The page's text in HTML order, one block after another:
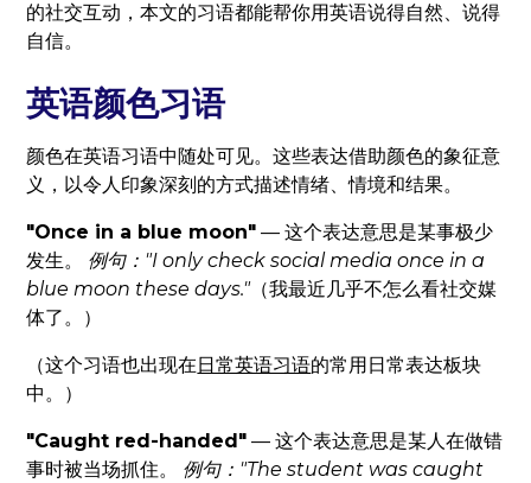
的社交互动，本文的习语都能帮你用英语说得自然、说得
自信。
英语颜色习语
颜色在英语习语中随处可见。这些表达借助颜色的象征意
义，以令人印象深刻的方式描述情绪、情境和结果。
"Once in a blue moon" — 这个表达意思是某事极少
发生。 例句："I only check social media once in a
blue moon these days."（我最近几乎不怎么看社交媒
体了。）
（这个习语也出现在 日常英语习语的常用日常表达板块
中。）
"Caught red-handed" — 这个表达意思是某人在做错
事时被当场抓住。 例句："The student was caught